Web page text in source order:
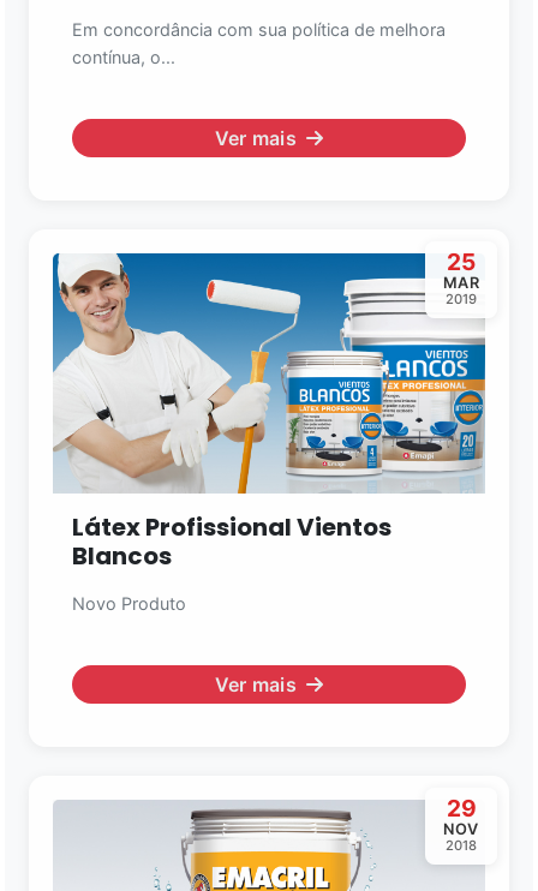
Em concordância com sua política de melhora
contínua, o...
Ver mais
25
MAR
2019
Látex Profissional Vientos
Blancos
Novo Produto
Ver mais
29
NOV
2018